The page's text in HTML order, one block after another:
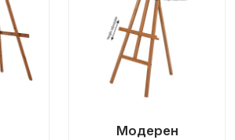
Модерен